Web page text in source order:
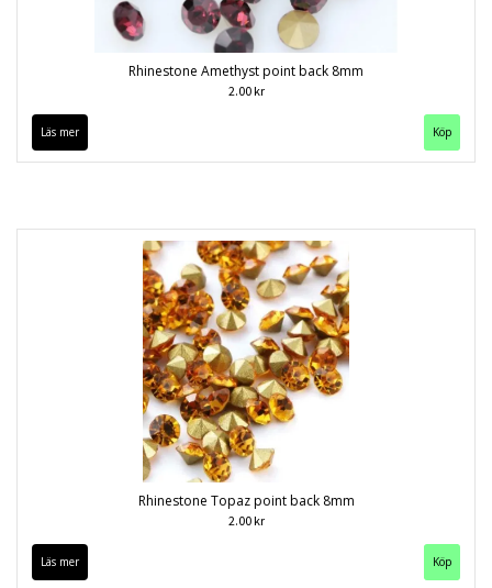
Rhinestone Amethyst point back 8mm
2.00 kr
Läs mer Köp
Rhinestone Topaz point back 8mm
2.00 kr
Läs mer Köp